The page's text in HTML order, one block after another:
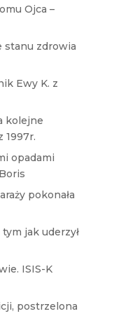
Ojca –
stanu zdrowia
Ewy K. z
kolejne
1997r.
opadami
pokonała
jak uderzył
ISIS-K
postrzelona